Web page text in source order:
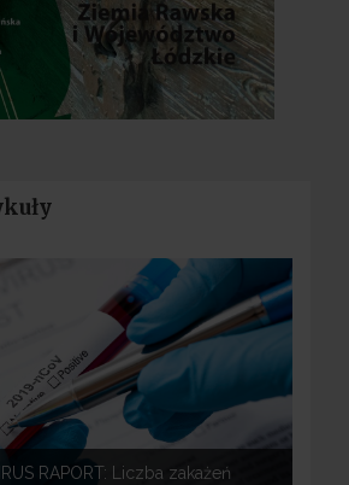
RAPORT: Liczba zakażeń